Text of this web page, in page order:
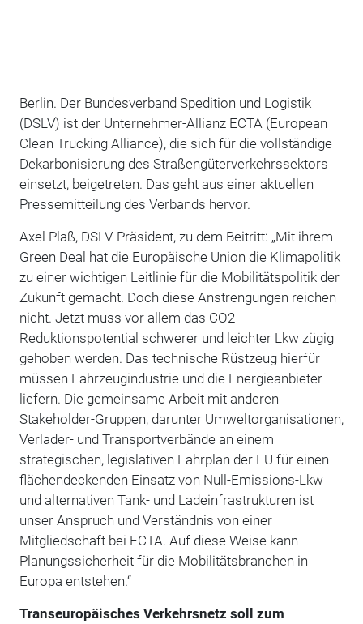
Berlin. Der Bundesverband Spedition und Logistik
(DSLV) ist der Unternehmer-Allianz ECTA (European
Clean Trucking Alliance), die sich für die vollständige
Dekarbonisierung des Straßengüterverkehrssektors
einsetzt, beigetreten. Das geht aus einer aktuellen
Pressemitteilung des Verbands hervor.
Axel Plaß, DSLV-Präsident, zu dem Beitritt: „Mit ihrem
Green Deal hat die Europäische Union die Klimapolitik
zu einer wichtigen Leitlinie für die Mobilitätspolitik der
Zukunft gemacht. Doch diese Anstrengungen reichen
nicht. Jetzt muss vor allem das CO2-
Reduktionspotential schwerer und leichter Lkw zügig
gehoben werden. Das technische Rüstzeug hierfür
müssen Fahrzeugindustrie und die Energieanbieter
liefern. Die gemeinsame Arbeit mit anderen
Stakeholder-Gruppen, darunter Umweltorganisationen,
Verlader- und Transportverbände an einem
strategischen, legislativen Fahrplan der EU für einen
flächendeckenden Einsatz von Null-Emissions-Lkw
und alternativen Tank- und Ladeinfrastrukturen ist
unser Anspruch und Verständnis von einer
Mitgliedschaft bei ECTA. Auf diese Weise kann
Planungssicherheit für die Mobilitätsbranchen in
Europa entstehen.“
Transeuropäisches Verkehrsnetz soll zum